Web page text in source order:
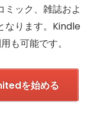
ック、雑誌およ
なります。Kindle
も可能です。
を始める